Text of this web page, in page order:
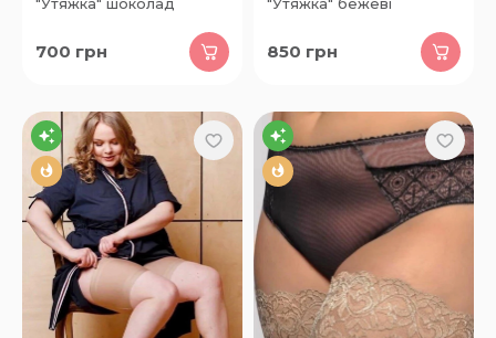
700 грн 850 грн